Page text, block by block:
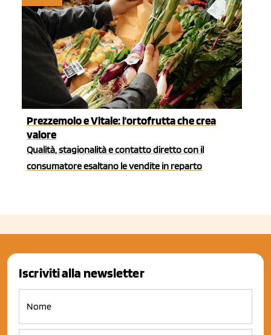
Prezzemolo e Vitale: l'ortofrutta che crea
valore
Qualità, stagionalità e contatto diretto con il
consumatore esaltano le vendite in reparto
Iscriviti alla newsletter